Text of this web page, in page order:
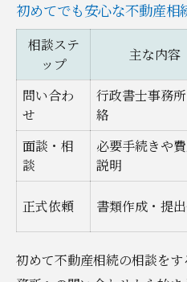
初めてでも安心な不動産相
相談ステ
ップ
主な内容
問い合わ
せ
行政書士事務
絡
面談・相
談
必要手続きや
説明
正式依頼 書類作成・提
初めて不動産相続の相談を